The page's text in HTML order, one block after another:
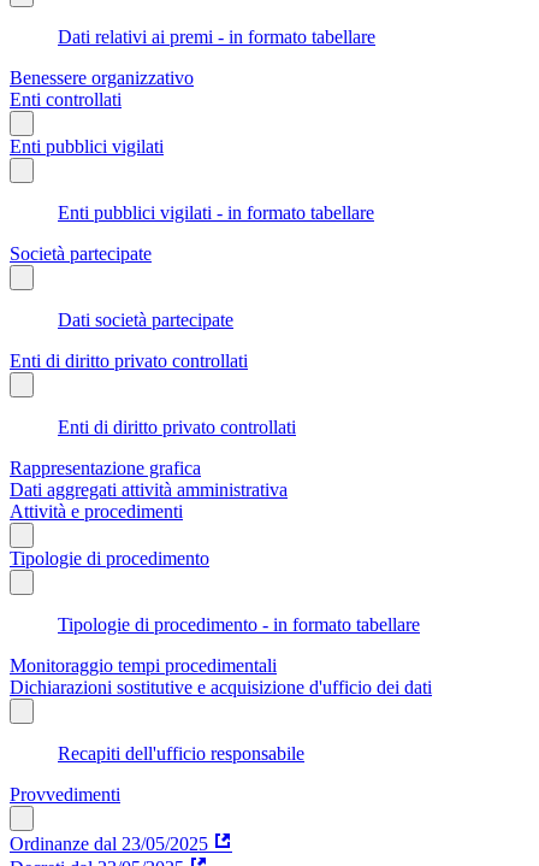
Dati relativi ai premi - in formato tabellare
Benessere organizzativo
Enti controllati
Enti pubblici vigilati
Enti pubblici vigilati - in formato tabellare
Società partecipate
Dati società partecipate
Enti di diritto privato controllati
Enti di diritto privato controllati
Rappresentazione grafica
Dati aggregati attività amministrativa
Attività e procedimenti
Tipologie di procedimento
Tipologie di procedimento - in formato tabellare
Monitoraggio tempi procedimentali
Dichiarazioni sostitutive e acquisizione d'ufficio dei dati
Recapiti dell'ufficio responsabile
Provvedimenti
Ordinanze dal 23/05/2025